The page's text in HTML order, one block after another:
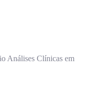
Análises Clínicas em